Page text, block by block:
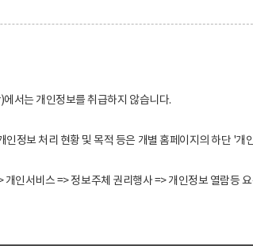
서는 개인정보를 취급하지 않습니다.
인정보 처리 현황 및 목적 등은 개별 홈페이지의 하단 '개
서비스 => 정보주체 권리행사 => 개인정보 열람등